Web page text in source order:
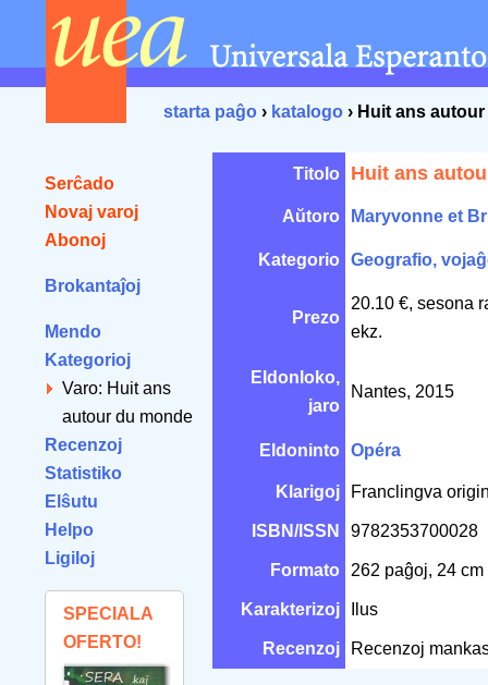
starta paĝo › katalogo › Huit ans
Serĉado
Novaj varoj
Abonoj
Brokantaĵoj
Mendo
Kategorioj
Varo: Huit ans
autour du monde
Recenzoj
Statistiko
Elŝutu
Helpo
Ligiloj
SPECIALA
OFERTO!
Titolo Huit ans
Aŭtoro Maryvonne et
Kategorio Geografio,
Prezo
20.10 €, sesona
ekz.
Eldonloko,
jaro
Nantes, 2015
Eldoninto Opéra
Klarigoj Franclingva
ISBN/ISSN 9782353700028
Formato 262 paĝoj, 24 cm
Karakterizoj Ilus
Recenzoj Recenzoj